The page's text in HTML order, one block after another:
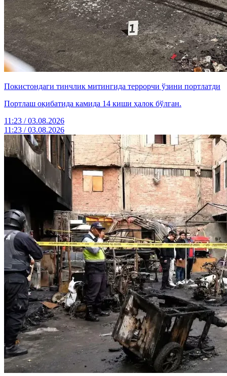
Покистондаги тинчлик митингида террорчи ўзини портлатди
Портлаш оқибатида камида 14 киши ҳалок бўлган.
11:23 / 03.08.2026
11:23 / 03.08.2026